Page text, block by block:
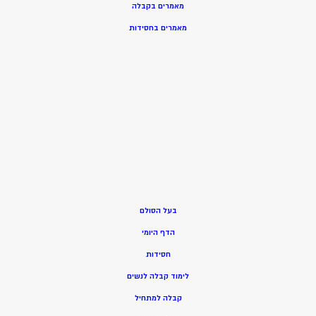
מאמרים בקבלה
מאמרים בחסידות
בעל הסולם
הדף היומי
חסידות
לימוד קבלה לנשים
קבלה למתחיל